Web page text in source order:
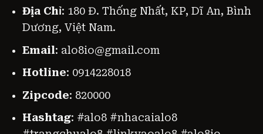
Địa Chỉ: 180 Đ. Thống Nhất, KP, Dĩ An, Bình
Dương, Việt Nam.
Email: alo8io@gmail.com
Hotline: 0914228018
Zipcode: 820000
Hashtag: #alo8 #nhacaialo8